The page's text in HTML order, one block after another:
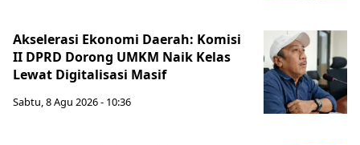
Akselerasi Ekonomi Daerah: Komisi
II DPRD Dorong UMKM Naik Kelas
Lewat Digitalisasi Masif
Sabtu, 8 Agu 2026 - 10:36